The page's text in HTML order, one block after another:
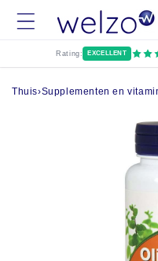
Skip naar
inhoud
Rating: EXCELLENT
Thuis›Supplementen en